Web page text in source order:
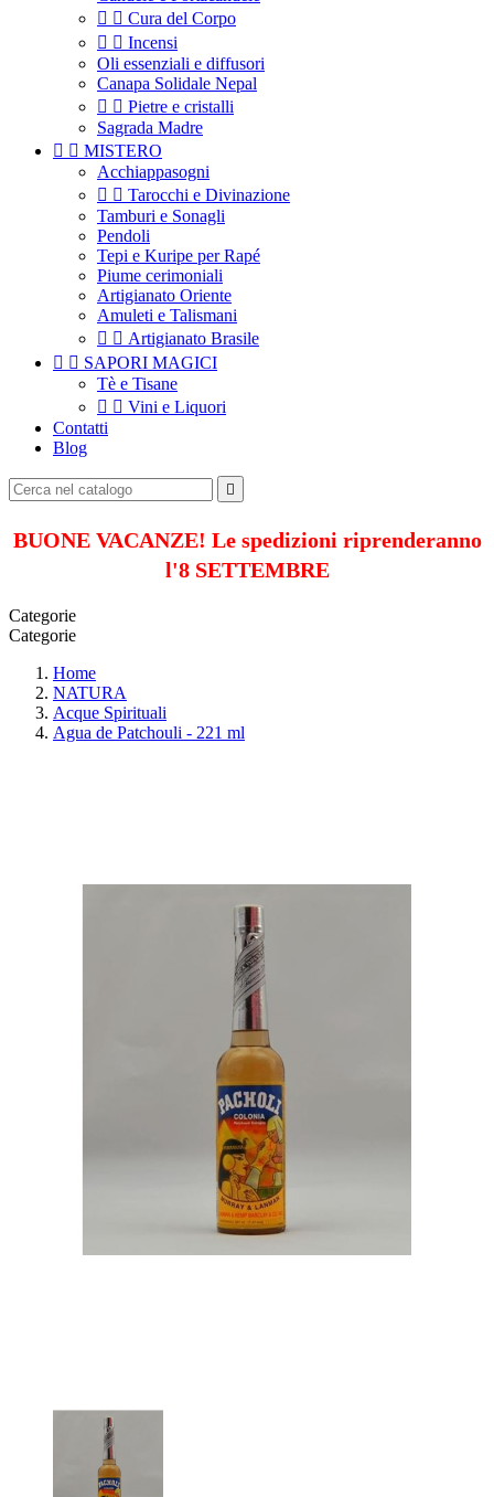
  Cura del Corpo
  Incensi
Oli essenziali e diffusori
Canapa Solidale Nepal
  Pietre e cristalli
Sagrada Madre
  MISTERO
Acchiappasogni
  Tarocchi e Divinazione
Tamburi e Sonagli
Pendoli
Tepi e Kuripe per Rapé
Piume cerimoniali
Artigianato Oriente
Amuleti e Talismani
  Artigianato Brasile
  SAPORI MAGICI
Tè e Tisane
  Vini e Liquori
Contatti
Blog

BUONE VACANZE! Le spedizioni riprenderanno
l'8 SETTEMBRE
Categorie
Categorie
Home
NATURA
Acque Spirituali
Agua de Patchouli - 221 ml